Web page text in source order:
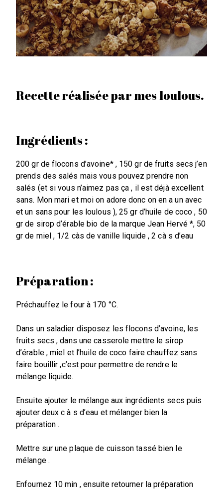
Recette réalisée par mes loulous.
Ingrédients :
200 gr de flocons d’avoine* , 150 gr de fruits secs j’en
prends des salés mais vous pouvez prendre non
salés (et si vous n’aimez pas ça , il est déjà excellent
sans. Mon mari et moi on adore donc on en a un avec
et un sans pour les loulous ), 25 gr d’huile de coco , 50
gr de sirop d’érable bio de la marque Jean Hervé *, 50
gr de miel , 1/2 càs de vanille liquide , 2 cà s d’eau
Préparation :
Préchauffez le four à 170 °C.
Dans un saladier disposez les flocons d’avoine, les
fruits secs , dans une casserole mettre le sirop
d’érable , miel et l’huile de coco faire chauffez sans
faire bouillir ,c’est pour permettre de rendre le
mélange liquide.
Ensuite ajouter le mélange aux ingrédients secs puis
ajouter deux c à s d’eau et mélanger bien la
préparation .
Mettre sur une plaque de cuisson tassé bien le
mélange .
Enfournez 10 min , ensuite retourner la préparation